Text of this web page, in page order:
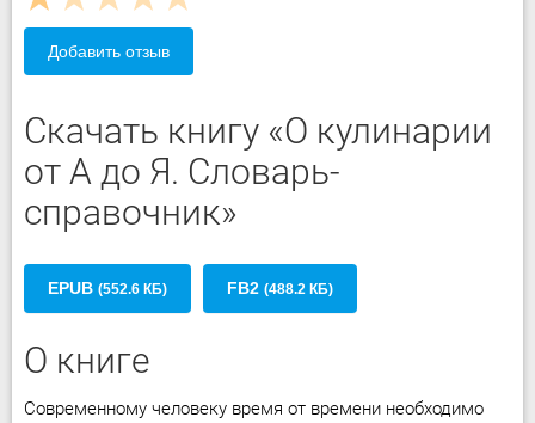
Добавить отзыв
Скачать книгу «О кулинарии
от А до Я. Словарь-
справочник»
EPUB (552.6 КБ) FB2 (488.2 КБ)
О книге
Современному человеку время от времени необходимо